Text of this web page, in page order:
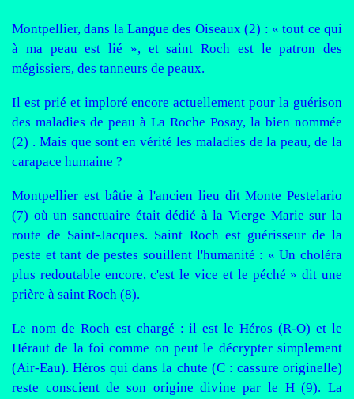
Montpellier, dans la Langue des Oiseaux (2) : « tout ce qui
à ma peau est lié », et saint Roch est le patron des
mégissiers, des tanneurs de peaux.
Il est prié et imploré encore actuellement pour la guérison
des maladies de peau à La Roche Posay, la bien nommée
(2) . Mais que sont en vérité les maladies de la peau, de la
carapace humaine ?
Montpellier est bâtie à l'ancien lieu dit Monte Pestelario
(7) où un sanctuaire était dédié à la Vierge Marie sur la
route de Saint-Jacques. Saint Roch est guérisseur de la
peste et tant de pestes souillent l'humanité : « Un choléra
plus redoutable encore, c'est le vice et le péché » dit une
prière à saint Roch (8).
Le nom de Roch est chargé : il est le Héros (R-O) et le
Héraut de la foi comme on peut le décrypter simplement
(Air-Eau). Héros qui dans la chute (C : cassure originelle)
reste conscient de son origine divine par le H (9). La